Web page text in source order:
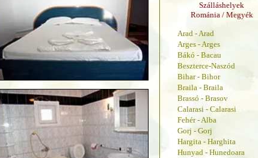
Szálláshelyek
Románia / Megyék
Arad - Arad
Arges - Arges
Bákó - Bacau
Beszterce-Naszód
Bihar - Bihor
Braila - Braila
Brassó - Brasov
Calarasi - Calarasi
Fehér - Alba
Gorj - Gorj
Hargita - Harghita
Hunyad - Hunedoara